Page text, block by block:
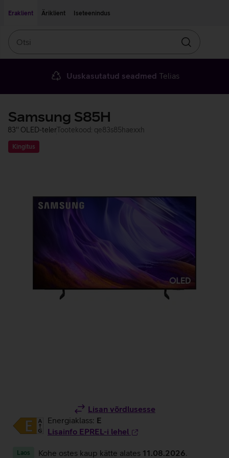
Eraklient
Äriklient Iseteenindus
Otsin
Uuskasutatud seadmed Telias
Samsung S85H
83'' OLED-telerTootekood: qe83s85haexxh
Kingitus
Lisan võrdlusesse
Energiaklass: E
Lisainfo EPREL-i lehel
Laos Kohe ostes kaup kätte alates 11.08.2026